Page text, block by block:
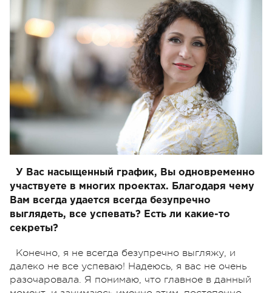
У Вас насыщенный график, Вы одновременно
участвуете в многих проектах. Благодаря чему
Вам всегда удается всегда безупречно
выглядеть, все успевать? Есть ли какие-то
секреты?
Конечно, я не всегда безупречно выгляжу, и
далеко не все успеваю! Надеюсь, я вас не очень
разочаровала. Я понимаю, что главное в данный